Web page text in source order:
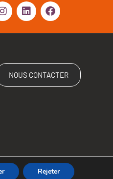
NOUS CONTACTER
Rejeter